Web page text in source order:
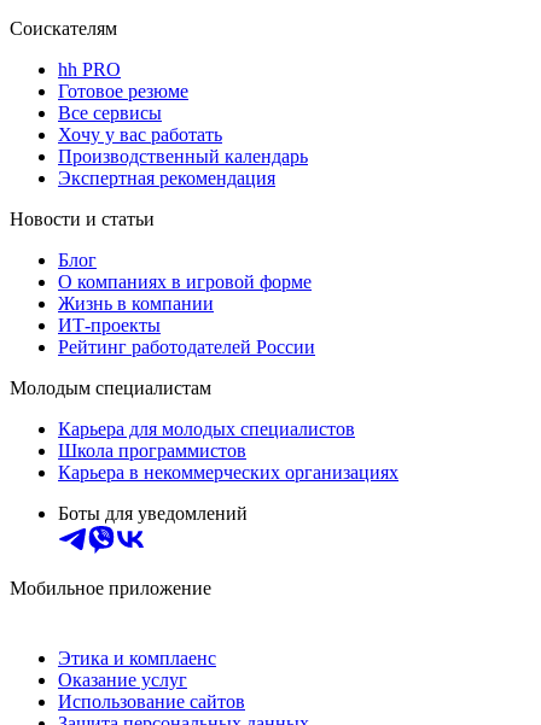
Соискателям
hh PRO
Готовое резюме
Все сервисы
Хочу у вас работать
Производственный календарь
Экспертная рекомендация
Новости и статьи
Блог
О компаниях в игровой форме
Жизнь в компании
ИТ-проекты
Рейтинг работодателей России
Молодым специалистам
Карьера для молодых специалистов
Школа программистов
Карьера в некоммерческих организациях
Боты для уведомлений
Мобильное приложение
Этика и комплаенс
Оказание услуг
Использование сайтов